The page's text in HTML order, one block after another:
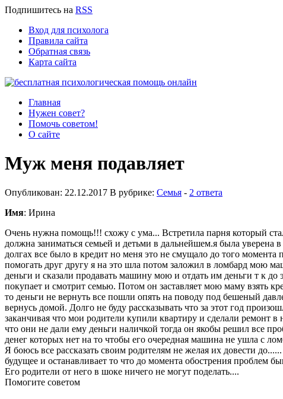
Подпишитесь на RSS
Вход для психолога
Правила сайта
Обратная связь
Карта сайта
Главная
Нужен совет?
Помочь советом!
О сайте
Муж меня подавляет
Опубликован: 22.12.2017 В рубрике: Семья - 2 ответа
Имя: Ирина
Очень нужна помощь!!! схожу с ума... Встретила парня который
должна заниматься семьей и детьми в дальнейшем.я была уверена
долгах все было в кредит но меня это не смущало до того
помогать друг другу я на это шла потом заложил в ломбард мою
деньги и сказали продавать машину мою и отдать им деньги т к до
покупает и смотрит семью. Потом он заставляет мою маму взять
то деньги не вернуть все пошли опять на поводу под бешеный
вернусь домой. Долго не буду рассказывать что за этот год
заканчивая что мои родители купили квартиру и сделали ремонт
что они не дали ему деньги наличкой тогда он якобы решил все
денег которых нет на то чтобы его очередная машина не ушла с
Я боюсь все рассказать своим родителям не желая их довести
будущее и останавливает то что до момента обострения проблем
Его родители от него в шоке ничего не могут поделать....
Помогите советом